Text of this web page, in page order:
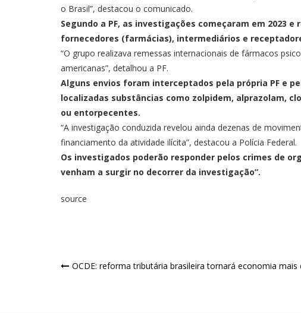
o Brasil”, destacou o comunicado.
Segundo a PF, as investigações começaram em
fornecedores (farmácias), intermediários e
“O grupo realizava remessas internacionais de fármacos
americanas”, detalhou a PF.
Alguns envios foram interceptados pela própria PF e
localizadas substâncias como zolpidem, alprazolam,
ou entorpecentes.
“A investigação conduzida revelou ainda dezenas de
financiamento da atividade ilícita”, destacou a Polícia Federal.
Os investigados poderão responder pelos crimes de
venham a surgir no decorrer da investigação”.
source
OCDE: reforma tributária brasileira tornará economia mais